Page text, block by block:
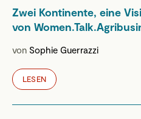
Zwei Kontinente, eine
von
von Sophie Guerrazzi
LESEN